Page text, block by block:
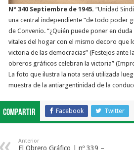
Nº 340 Septiembre de 1945. “Unidad
una central independiente “de todo poder
de Convenio. “¿Quién puede poner en
vitales del hogar con el mismo decoro que
victoria de las democracias” (Festejos ante
obreros gráficos celebran la victoria”
La foto que ilustra la nota será utilizada
muestra de la antiargentinidad de la
Compartir Facebook Twitter
Anterior
El Obrero Gráfico | nº 339 –